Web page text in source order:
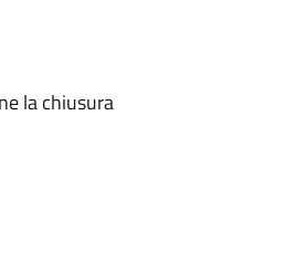
la chiusura